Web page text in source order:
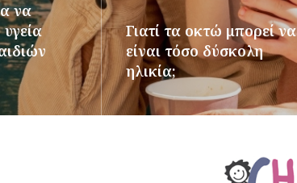
να
Γιατί τα οκτώ μπορεί να
είναι τόσο δύσκολη
ηλικία;
ΠΕΡΙΣΣΌΤΕΡΑ